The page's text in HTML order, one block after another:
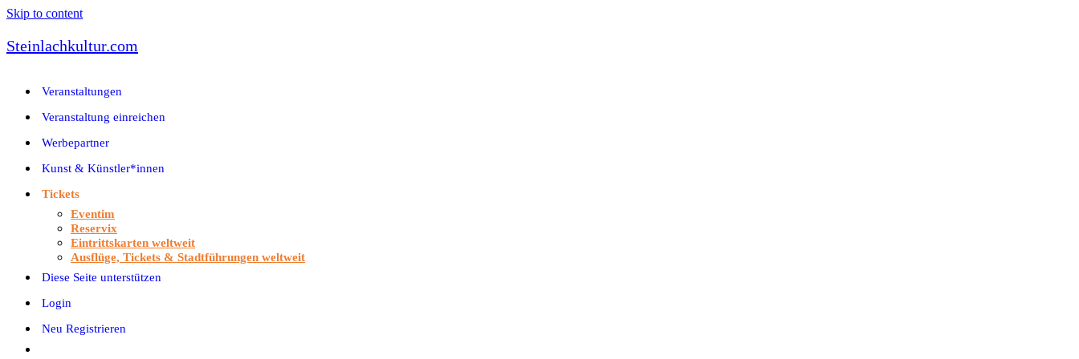
Skip to content
Steinlachkultur.com
Veranstaltungen
Veranstaltung einreichen
Werbepartner
Kunst & Künstler*innen
Tickets
Eventim
Reservix
Eintrittskarten weltweit
Ausflüge, Tickets & Stadtführungen weltweit
Diese Seite unterstützen
Login
Neu Registrieren